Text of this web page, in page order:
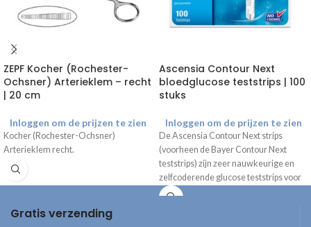
ZEPF Kocher (Rochester-
Ochsner) Arterieklem – recht
| 20 cm
Inloggen om de prijzen te zien
Kocher (Rochester-Ochsner)
Arterieklem recht.
Ascensia Contour Next
bloedglucose teststrips | 100
stuks
Inloggen om de prijzen te zien
De Ascensia Contour Next strips
(voorheen de Bayer Contour Next
teststrips) zijn zeer nauwkeurige en
zelfcoderende glucose teststrips voor
het meten van de hoeveelheid glucose
Gratis verzending